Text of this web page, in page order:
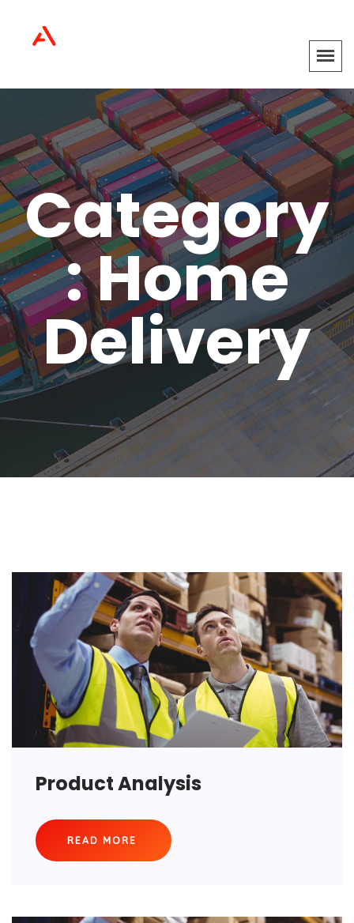
Category
: Home
Delivery
Product Analysis
READ MORE